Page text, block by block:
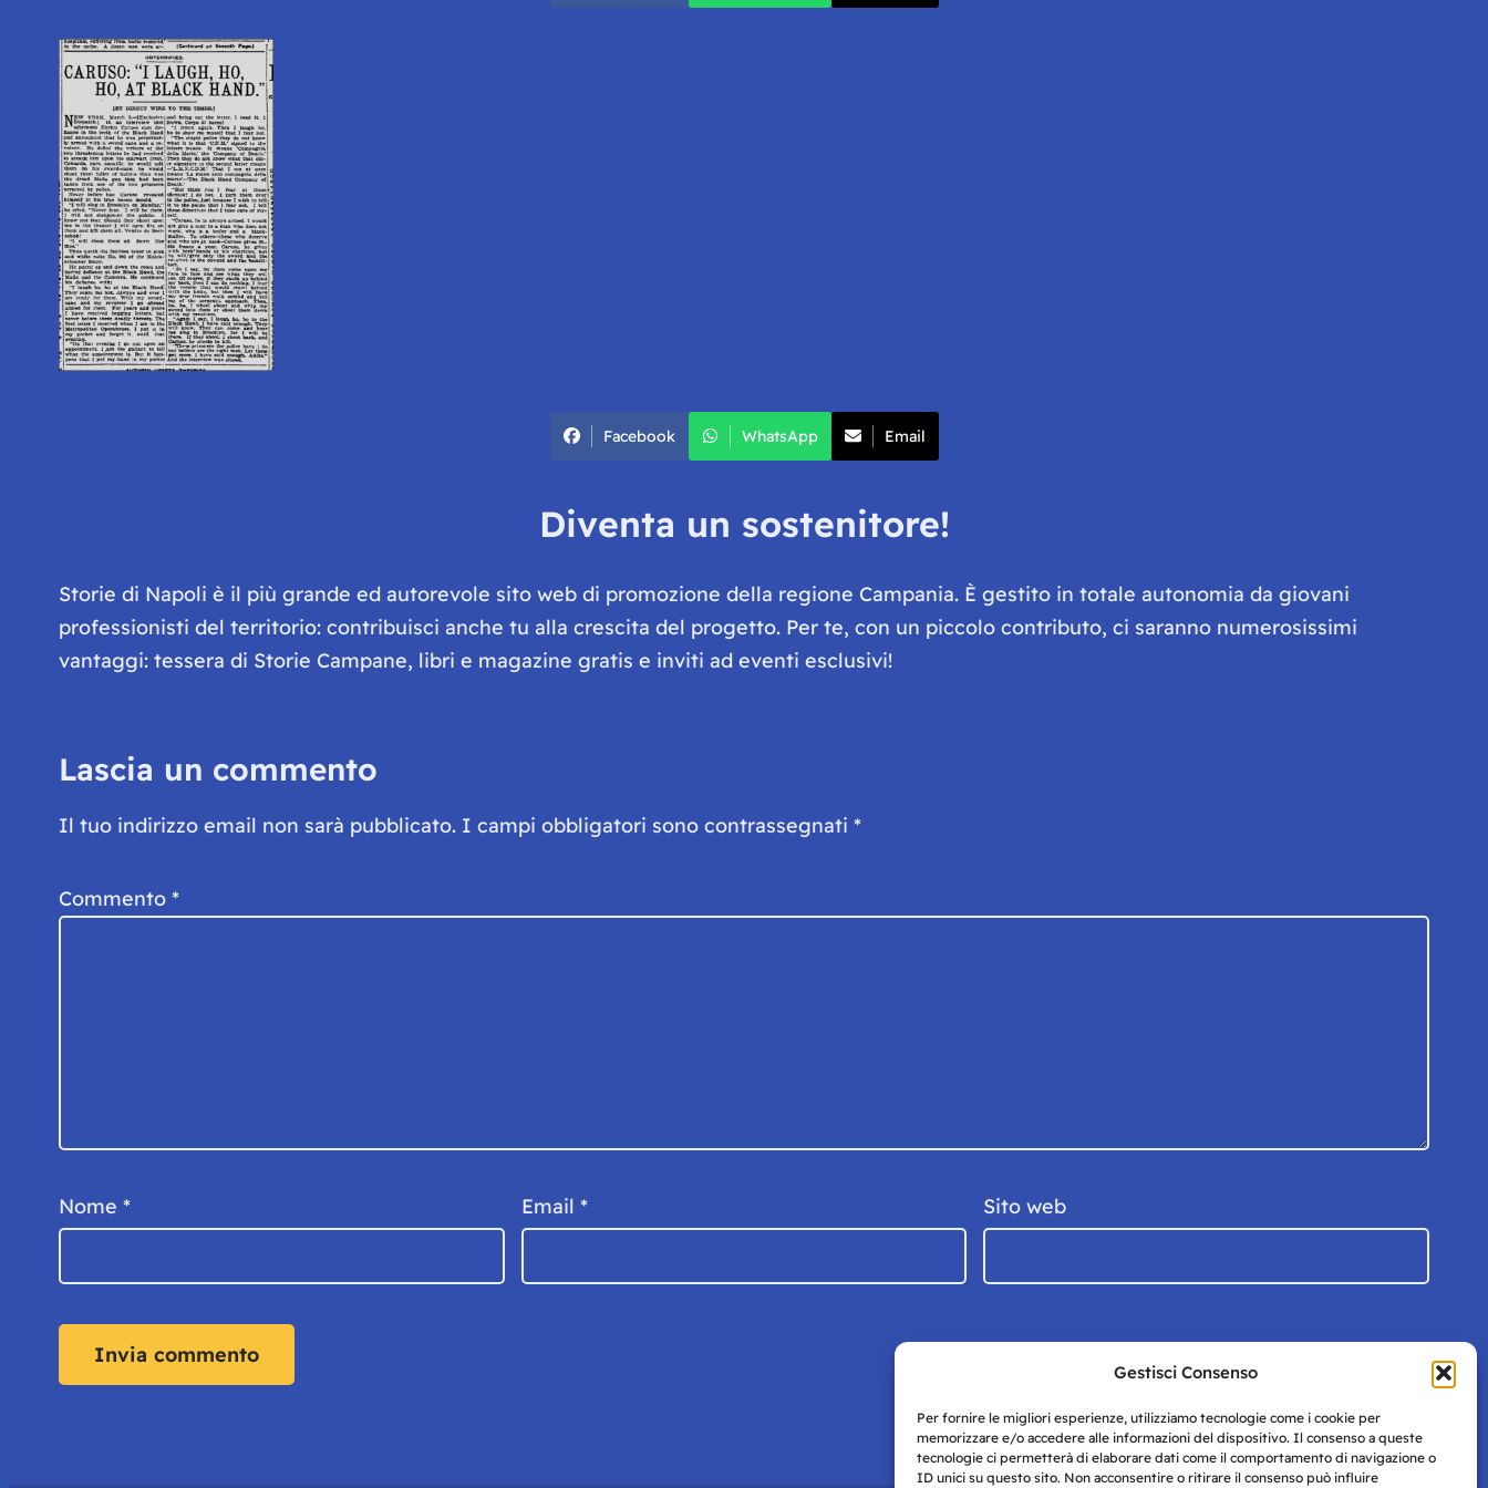
Gestisci Consenso
Per fornire le migliori esperienze, utilizziamo tecnologie come i cookie per
memorizzare e/o accedere alle informazioni del dispositivo. Il consenso a queste
tecnologie ci permetterà di elaborare dati come il comportamento di navigazione o
ID unici su questo sito. Non acconsentire o ritirare il consenso può influire
Facebook WhatsApp Email
Diventa un sostenitore!
Storie di Napoli è il più grande ed autorevole sito web di promozione della regione Campania. È gestito in totale autonomia da giovani
professionisti del territorio: contribuisci anche tu alla crescita del progetto. Per te, con un piccolo contributo, ci saranno numerosissimi
vantaggi: tessera di Storie Campane, libri e magazine gratis e inviti ad eventi esclusivi!
Lascia un commento
Il tuo indirizzo email non sarà pubblicato. I campi obbligatori sono contrassegnati *
Commento *
Nome * Email * Sito web